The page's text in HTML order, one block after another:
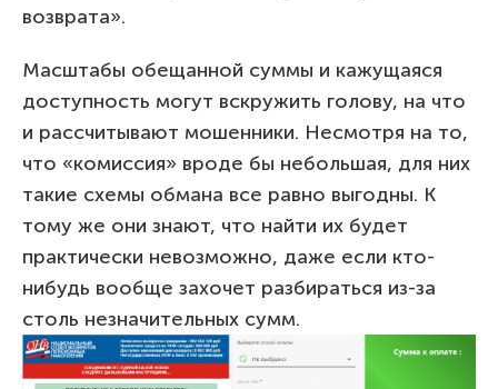
возврата».
Масштабы обещанной суммы и кажущаяся
доступность могут вскружить голову, на что
и рассчитывают мошенники. Несмотря на то,
что «комиссия» вроде бы небольшая, для них
такие схемы обмана все равно выгодны. К
тому же они знают, что найти их будет
практически невозможно, даже если кто-
нибудь вообще захочет разбираться из-за
столь незначительных сумм.